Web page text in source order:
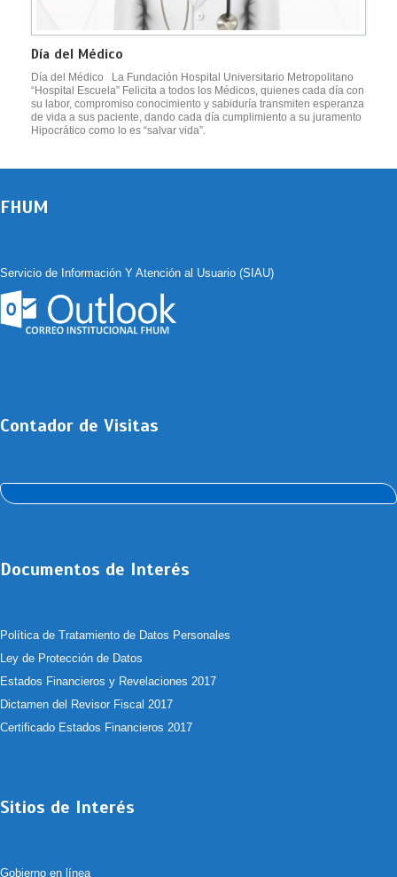
Día del Médico
Día del Médico La Fundación Hospital Universitario Metropolitano
“Hospital Escuela” Felicita a todos los Médicos, quienes cada día con
su labor, compromiso conocimiento y sabiduría transmiten esperanza
de vida a sus paciente, dando cada día cumplimiento a su juramento
Hipocrático como lo es “salvar vida”.
FHUM
Servicio de Información Y Atención al Usuario (SIAU)
Contador de Visitas
Documentos de Interés
Política de Tratamiento de Datos Personales
Ley de Protección de Datos
Estados Financieros y Revelaciones 2017
Dictamen del Revisor Fiscal 2017
Certificado Estados Financieros 2017
Sitios de Interés
Gobierno en línea